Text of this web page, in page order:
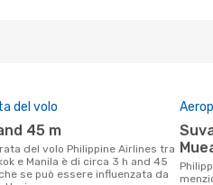
del volo
and 45 m
e Manila è di circa 3 h and 45
se può essere influenzata da
Suvarnabhumi Airport, Don
Philippine Airlines opera negli aeroporti